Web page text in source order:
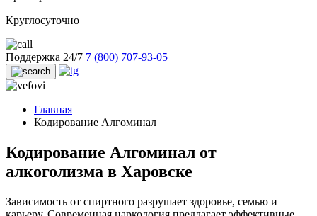
Круглосуточно
Поддержка 24/7 7 (800) 707-93-05
Главная
Кодирование Алгоминал
Кодирование Алгоминал от
алкоголизма в Харовске
Зависимость от спиртного разрушает здоровье, семью и